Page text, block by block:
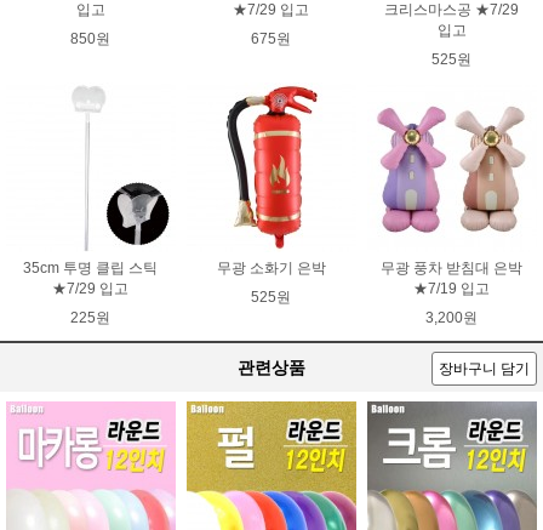
입고
850원
★7/29 입고
675원
크리스마스공 ★7/29
입고
525원
35cm 투명 클립 스틱
★7/29 입고
225원
무광 소화기 은박
525원
무광 풍차 받침대 은박
★7/19 입고
3,200원
관련상품 장바구니 담기